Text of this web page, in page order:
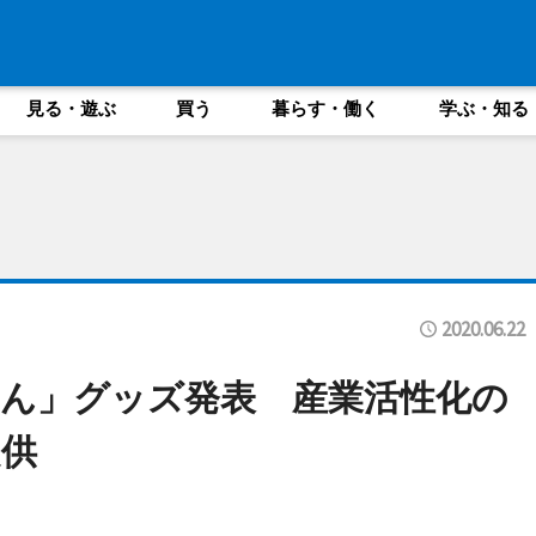
見る・遊ぶ 買う 暮らす・働く 学ぶ・知る
2020.06.22
」グッズ発表 産業活性化の